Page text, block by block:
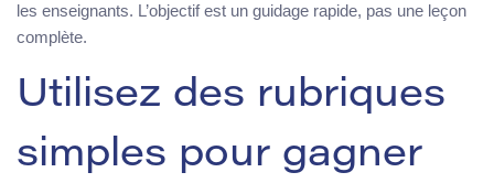
les enseignants. L’objectif est un guidage rapide, pas une leçon
complète.
Utilisez des rubriques
simples pour gagner